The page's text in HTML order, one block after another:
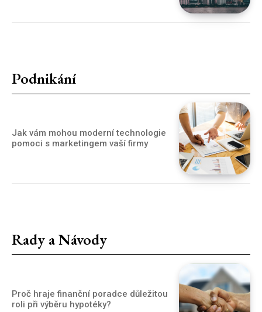
Podnikání
Jak vám mohou moderní technologie
pomoci s marketingem vaší firmy
Rady a Návody
Proč hraje finanční poradce důležitou
roli při výběru hypotéky?